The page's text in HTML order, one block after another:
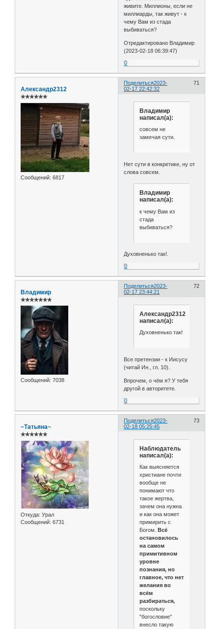
живите. Миллионы, если не
миллиарды, так живут - к
чему Вам из стада
выбиваться?
Отредактировано Владимир
(2023-02-18 06:39:47)
0
Поделиться 71
2023-
02-17 22:42:32
Александр2312
✯✯✯✯✯✯
Сообщений: 6817
Владимир
написал(а):
совсем не
замечая сути.
Нет сути в конкретике, ну от
слова совсем.
Владимир
написал(а):
к чему Вам из
стада
выбиваться?
Духовненько так!.
0
Поделиться 72
2023-
02-17 23:44:21
Владимир
✯✯✯✯✯✯✯
Сообщений: 7038
Александр2312
написал(а):
Духовненько так!
Все претензии - к Иисусу
(читай Ин., гл. 10).
Впрочем, о чём я? У тебя
другой в авторитете.
0
Поделиться 73
2023-
02-18 05:25:45
~Татьяна~
✯✯✯✯✯✯
Откуда: Урал
Сообщений: 6731
Наблюдатель
написал(а):
Как выясняется
христиане почти
вообще не
понимают что
такое жертва,
зачем она нужна
и как она может
примирить с
Богом. Всё
остановилось
на самом
примитивном
уровне
познания, но
главное, что нет
желания во
всём
разбираться,
поскольку
"богословие"
внесло такую